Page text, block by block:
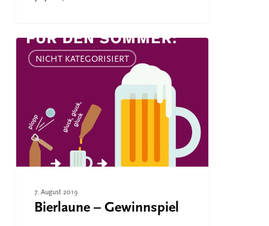
Bierlaune
NICHT KATEGORISIERT
7. August 2019
Bierlaune – Gewinnspiel